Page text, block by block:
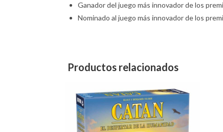
Ganador del juego más innovador de los
Nominado al juego más innovador de los
Productos relacionados